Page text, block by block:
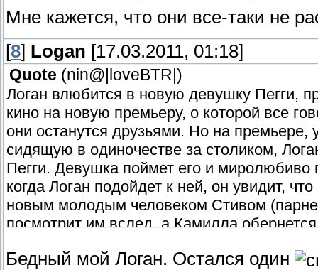
Мне кажется, что они все-таки не
[8] Logan [17.03.2011, 01:18]
Quote (nin@|loveBTR| )
Логан влюбится в новую девушку Пегги,
кино на новую премьеру, о которой все
они останутся друзьями. Но на
сидящую в одиночестве за столиком,
Пегги. Девушка поймет его и
когда Логан подойдет к ней, он увидит,
новым молодым человеком Стивом
посмотрит им вслед, а Камилла
Бедный мой Логан. Остался один